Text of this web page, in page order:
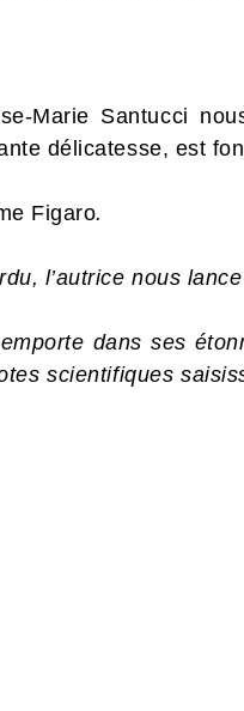
Marie Santucci
délicatesse, est
Figaro.
l’autrice nous
dans ses
scientifiques